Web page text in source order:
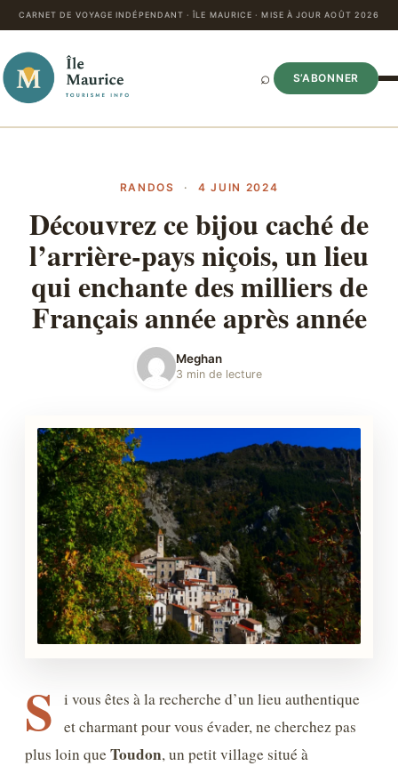
CARNET DE VOYAGE INDÉPENDANT · ÎLE MAURICE · MISE À JOUR AOÛT 2026
⌕ S’ABONNER
RANDOS · 4 JUIN 2024
Découvrez ce bijou caché de
l’arrière-pays niçois, un lieu
qui enchante des milliers de
Français année après année
Meghan
3 min de lecture
S
i vous êtes à la recherche d’un lieu authentique
et charmant pour vous évader, ne cherchez pas
plus loin que Toudon, un petit village situé à